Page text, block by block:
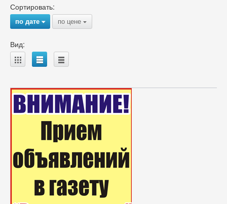
Сортировать:
по дате{ по цене {
Вид:
A B C